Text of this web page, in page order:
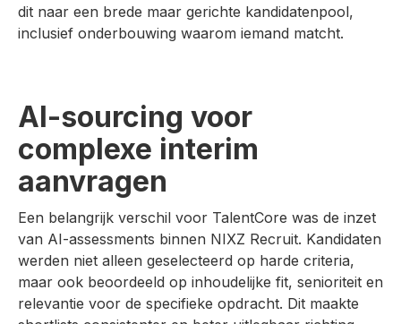
dit naar een brede maar gerichte kandidatenpool,
inclusief onderbouwing waarom iemand matcht.
AI-sourcing voor
complexe interim
aanvragen
Een belangrijk verschil voor TalentCore was de inzet
van AI-assessments binnen NIXZ Recruit. Kandidaten
werden niet alleen geselecteerd op harde criteria,
maar ook beoordeeld op inhoudelijke fit, senioriteit en
relevantie voor de specifieke opdracht. Dit maakte